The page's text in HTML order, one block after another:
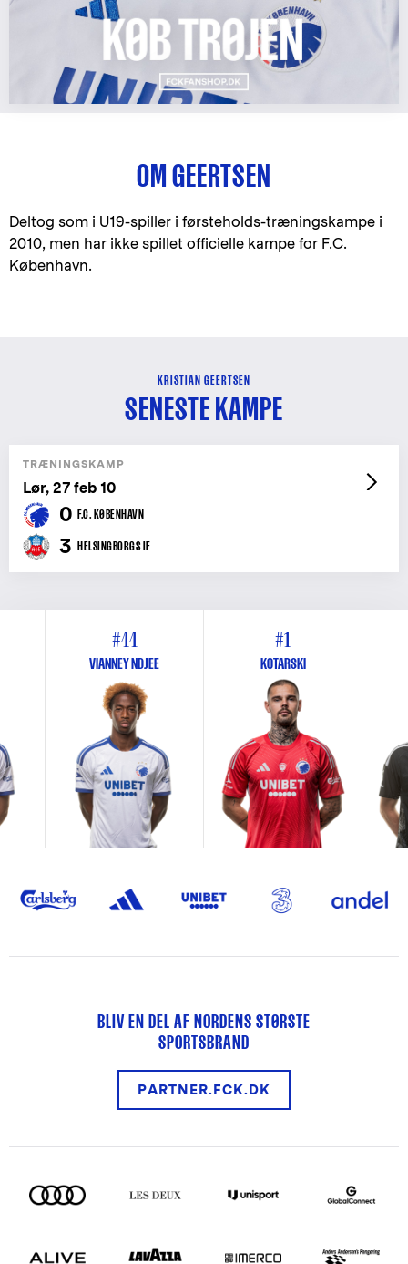
OM GEERTSEN
Deltog som i U19-spiller i førsteholds-træningskampe i
2010, men har ikke spillet officielle kampe for F.C.
København.
KRISTIAN GEERTSEN
SENESTE KAMPE
TRÆNINGSKAMP
Lør, 27 feb 10
0 F.C. KØBENHAVN
3 HELSINGBORGS IF
#44
VIANNEY NDJEE
#1
KOTARSKI
BLIV EN DEL AF NORDENS STØRSTE
SPORTSBRAND
PARTNER.FCK.DK